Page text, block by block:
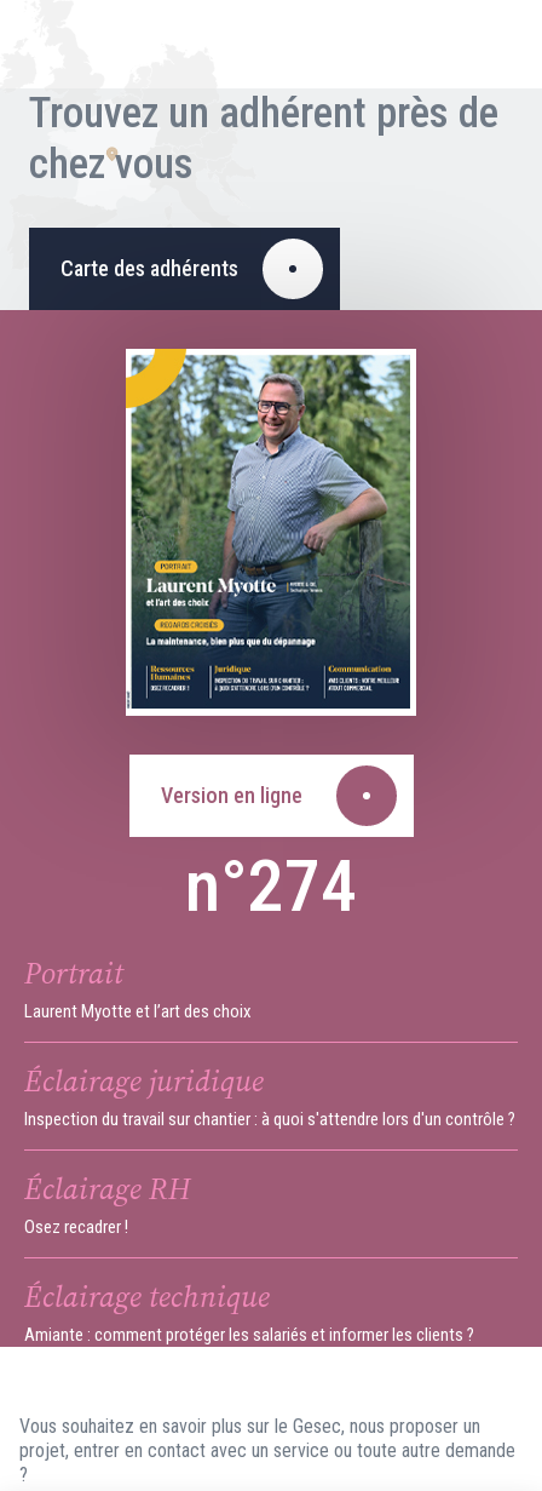
Trouvez un adhérent près de
chez vous
Carte des adhérents
Version en ligne
n°274
Portrait
Laurent Myotte et l’art des choix
Éclairage juridique
Inspection du travail sur chantier : à quoi s'attendre lors d'un contrôle ?
Éclairage RH
Osez recadrer !
Éclairage technique
Amiante : comment protéger les salariés et informer les clients ?
Vous souhaitez en savoir plus sur le Gesec, nous proposer un
projet, entrer en contact avec un service ou toute autre demande
?